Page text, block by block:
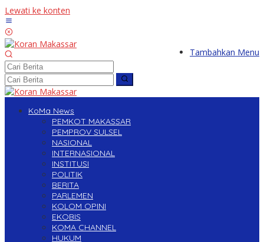
Lewati ke konten
Tambahkan Menu
KoMa News
PEMKOT MAKASSAR
PEMPROV SULSEL
NASIONAL
INTERNASIONAL
INSTITUSI
POLITIK
BERITA
PARLEMEN
KOLOM OPINI
EKOBIS
KOMA CHANNEL
HUKUM